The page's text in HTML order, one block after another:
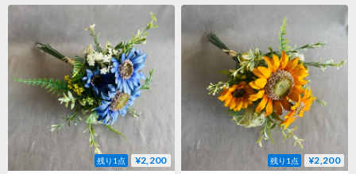
残り1点 ¥2,200 残り1点 ¥2,200